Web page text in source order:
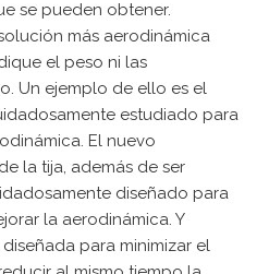
se pueden obtener.
más aerodinámica
el peso ni las
Un ejemplo de ello es el
estudiado para
El nuevo
la tija, además de ser
diseñado para
la aerodinámica. Y
para minimizar el